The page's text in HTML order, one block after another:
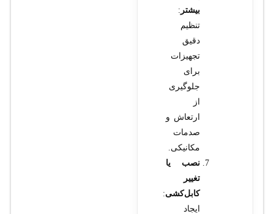
بیشتر :
تنظیم
دقیق
تجهیزات
برای
جلوگیری
از
ارتعاش و
صدمات
مکانیکی.
نصب یا
تغییر
کابل‌کشی:
ایجاد